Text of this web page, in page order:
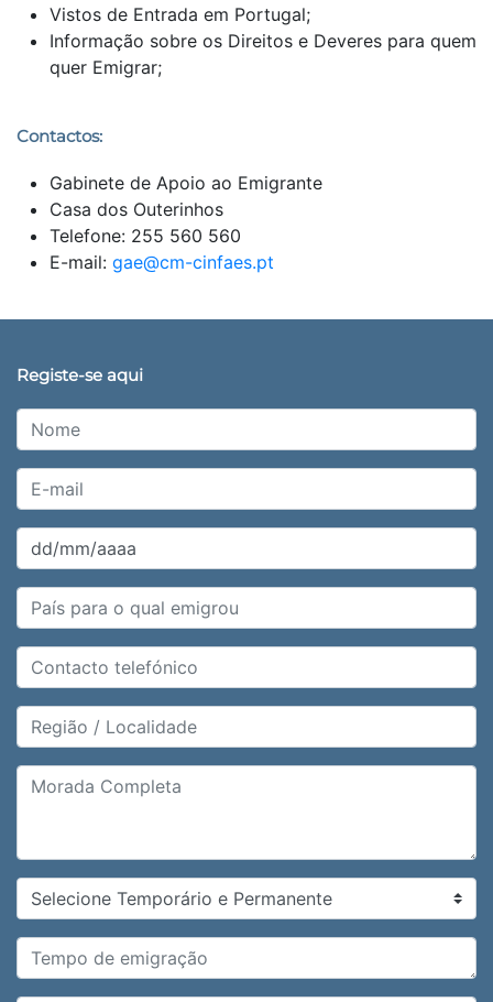
Vistos de Entrada em Portugal;
Informação sobre os Direitos e Deveres para quem
quer Emigrar;
Contactos:
Gabinete de Apoio ao Emigrante
Casa dos Outerinhos
Telefone: 255 560 560
E-mail: gae@cm-cinfaes.pt
Registe-se aqui